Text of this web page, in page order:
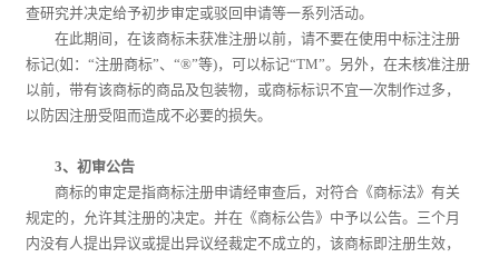
查研究并决定给予初步审定或驳回申请等一系列活动。
在此期间，在该商标未获准注册以前，请不要在使用中标注注册
标记(如：“注册商标”、“®”等)，可以标记“TM”。另外，在未核准注册
以前，带有该商标的商品及包装物，或商标标识不宜一次制作过多，
以防因注册受阻而造成不必要的损失。
3、初审公告
商标的审定是指商标注册申请经审查后，对符合《商标法》有关
规定的，允许其注册的决定。并在《商标公告》中予以公告。三个月
内没有人提出异议或提出异议经裁定不成立的，该商标即注册生效，